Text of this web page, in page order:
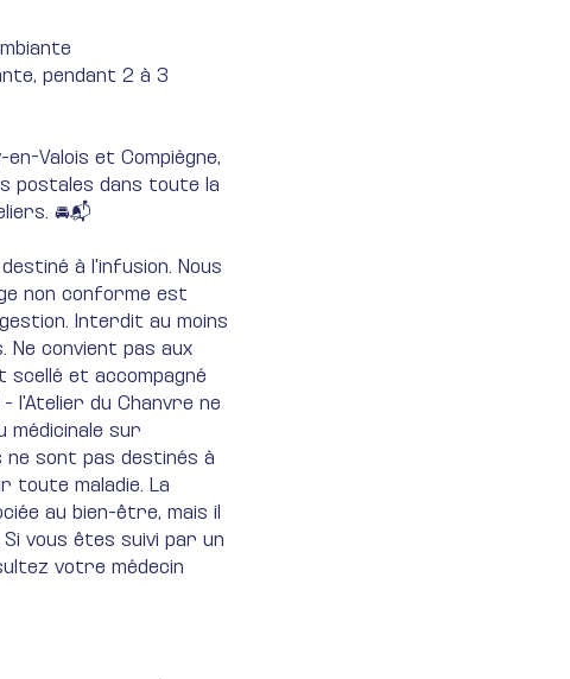
pendant 2 à 3
Valois et Compiègne,
postales dans toute la
🚘📬
à l'infusion. Nous
non conforme est
Interdit au moins
Ne convient pas aux
scellé et accompagné
l'Atelier du Chanvre ne
médicinale sur
ne sont pas destinés à
toute maladie​. La
au bien-être, mais il
Si vous êtes suivi par un
votre médecin